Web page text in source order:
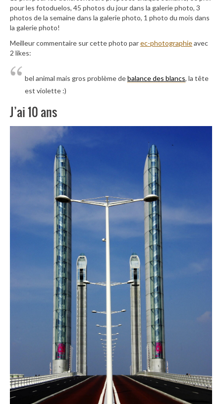
pour les fotoduelos, 45 photos du jour dans la galerie photo, 3
photos de la semaine dans la galerie photo, 1 photo du mois dans
la galerie photo!
Meilleur commentaire sur cette photo parec-photographieavec
2 likes:
bel animal mais gros problème debalance des blancs, la tête
est violette :)
J’ai 10 ans